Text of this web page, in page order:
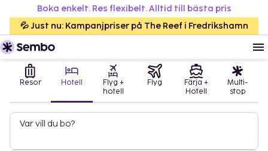
Boka enkelt. Res flexibelt. Alltid till bästa pris
💦 Just nu: Kampanjpriser på The Reef i Fredrikshamn
Resor Hotell
Flyg +
hotell
Flyg
Färja +
Hotell
Multi-
stop
Var vill du bo?